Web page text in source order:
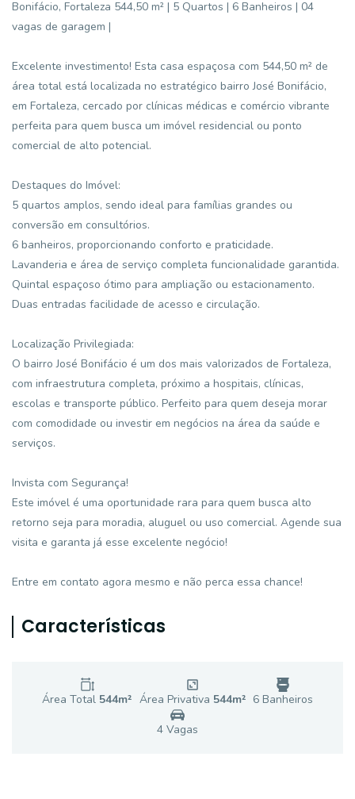
Bonifácio, Fortaleza 544,50 m² | 5 Quartos | 6 Banheiros | 04
vagas de garagem |
Excelente investimento! Esta casa espaçosa com 544,50 m² de
área total está localizada no estratégico bairro José Bonifácio,
em Fortaleza, cercado por clínicas médicas e comércio vibrante
perfeita para quem busca um imóvel residencial ou ponto
comercial de alto potencial.
Destaques do Imóvel:
5 quartos amplos, sendo ideal para famílias grandes ou
conversão em consultórios.
6 banheiros, proporcionando conforto e praticidade.
Lavanderia e área de serviço completa funcionalidade garantida.
Quintal espaçoso ótimo para ampliação ou estacionamento.
Duas entradas facilidade de acesso e circulação.
Localização Privilegiada:
O bairro José Bonifácio é um dos mais valorizados de Fortaleza,
com infraestrutura completa, próximo a hospitais, clínicas,
escolas e transporte público. Perfeito para quem deseja morar
com comodidade ou investir em negócios na área da saúde e
serviços.
Invista com Segurança!
Este imóvel é uma oportunidade rara para quem busca alto
retorno seja para moradia, aluguel ou uso comercial. Agende sua
visita e garanta já esse excelente negócio!
Entre em contato agora mesmo e não perca essa chance!
Características
Área Total 544m² Área Privativa 544m² 6Banheiros
4 Vagas